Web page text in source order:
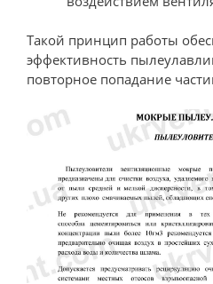
Такой принцип работы
эффективность
повторное попадание